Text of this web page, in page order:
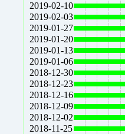
2019-02-10
2019-02-03
2019-01-27
2019-01-20
2019-01-13
2019-01-06
2018-12-30
2018-12-23
2018-12-16
2018-12-09
2018-12-02
2018-11-25